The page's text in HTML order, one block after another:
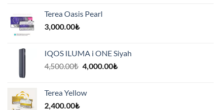
Terea Oasis Pearl
3,000.00₺
IQOS ILUMA i ONE Siyah
4,500.00₺ Orijinal
4,000.00₺Şu
Terea Yellow
2,400.00₺